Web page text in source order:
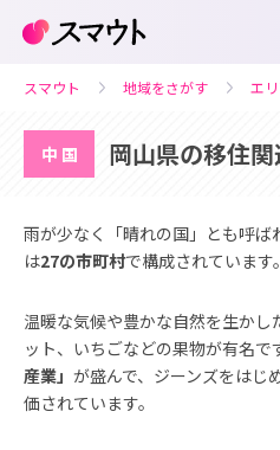
スマウト 地域をさがす エ
中国 岡山県の移住
雨が少なく「晴れの国」とも呼
は27の市町村で構成されています。
温暖な気候や豊かな自然を生かし
ット、いちごなどの果物が有名で
産業」 が盛んで、ジーンズをはじ
価されています。